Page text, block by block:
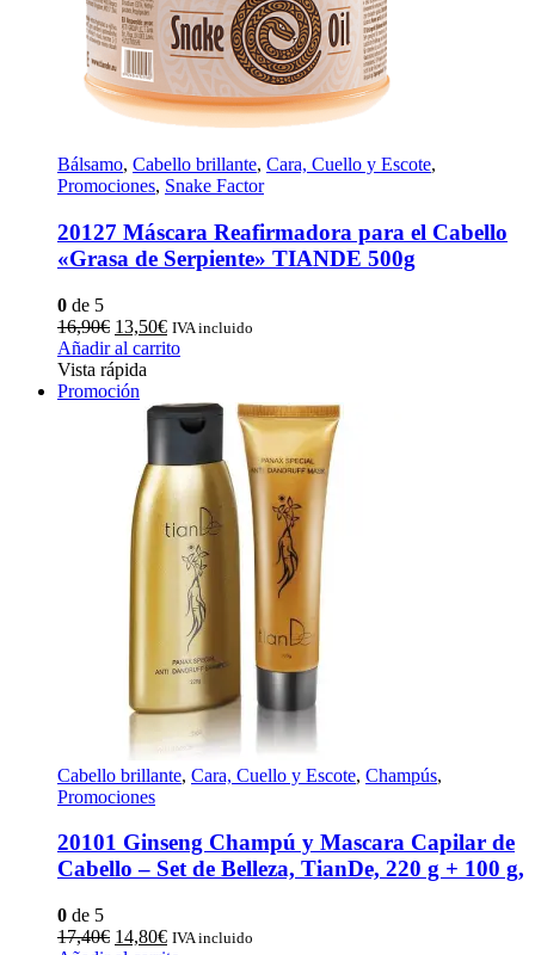
Bálsamo, Cabello brillante, Cara, Cuello y Escote,
Promociones, Snake Factor
20127 Máscara Reafirmadora para el Cabello
«Grasa de Serpiente» TIANDE 500g
0 de 5
16,90€ El
precio
original
era:
16,90€.
13,50€El
precio
13,50€.
IVA incluido
Añadir al carrito
Vista rápida
Promoción
Cabello brillante, Cara, Cuello y Escote, Champús,
Promociones
20101 Ginseng Champú y Mascara Capilar de
Cabello – Set de Belleza, TianDe, 220 g + 100 g,
0 de 5
17,40€ El
14,80€ElIVA incluido